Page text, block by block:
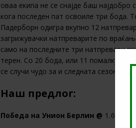
оваа екипа не се снајде баш
кога последен пат освоиле три бода.
Падерборн одигра вкупно 12
загрижувачки натпреварите по
само на последните три натпревари
терен. Со 20 бода, или 11 помалку од
се случи чудо за и следната сезона
Наш предлог:
Победа на Унион Берлин @ 1.66